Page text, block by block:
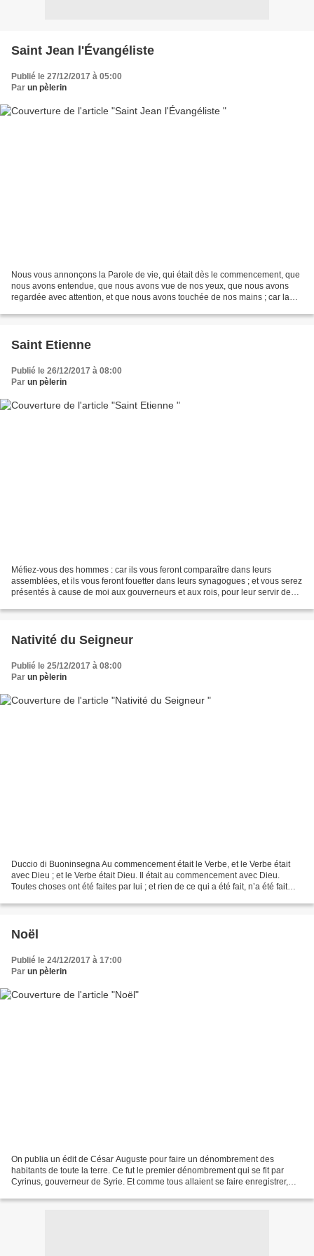
Saint Jean l'Évangéliste
Publié le 27/12/2017 à 05:00
Par un pèlerin
Nous vous annonçons la Parole de vie, qui était dès le commencement, que
nous avons entendue, que nous avons vue de nos yeux, que nous avons
regardée avec attention, et que nous avons touchée de nos mains ; car la
Saint Etienne
Publié le 26/12/2017 à 08:00
Par un pèlerin
Méfiez-vous des hommes : car ils vous feront comparaître dans leurs
assemblées, et ils vous feront fouetter dans leurs synagogues ; et vous serez
présentés à cause de moi aux gouverneurs et aux rois, pour leur servir de
Nativité du Seigneur
Publié le 25/12/2017 à 08:00
Par un pèlerin
Duccio di Buoninsegna Au commencement était le Verbe, et le Verbe était
avec Dieu ; et le Verbe était Dieu. Il était au commencement avec Dieu.
Toutes choses ont été faites par lui ; et rien de ce qui a été fait, n’a été fait
Noël
Publié le 24/12/2017 à 17:00
Par un pèlerin
On publia un édit de César Auguste pour faire un dénombrement des
habitants de toute la terre. Ce fut le premier dénombrement qui se fit par
Cyrinus, gouverneur de Syrie. Et comme tous allaient se faire enregistrer,